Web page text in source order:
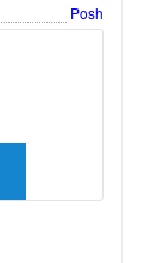
Posh